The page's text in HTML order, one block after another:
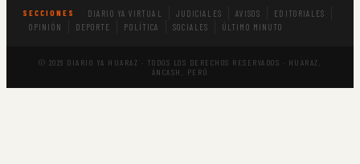
SECCIONES DIARIO YA VIRTUAL JUDICIALES AVISOS
EDITORIALES
OPINIÓN
DEPORTE POLÍTICA SOCIALES ÚLTIMO MINUTO
© 2026 DIARIO YA HUARAZ · TODOS LOS DERECHOS RESERVADOS · HUARAZ,
ÁNCASH, PERÚ